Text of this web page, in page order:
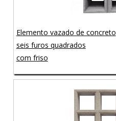
Elemento vazado de concreto
seis furos quadrados
com friso